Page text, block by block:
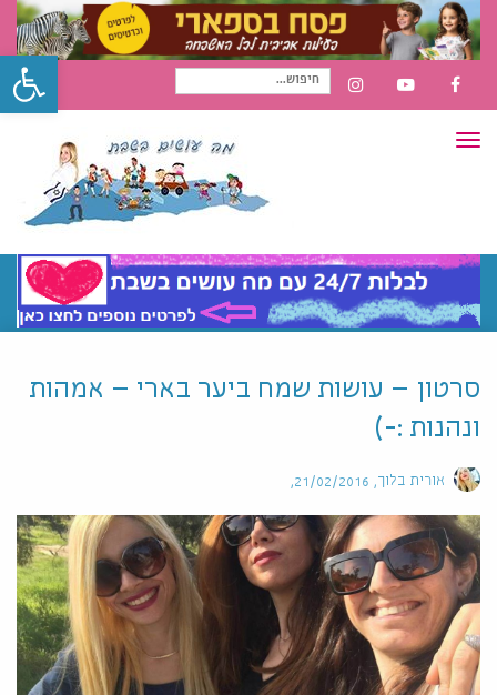
FACEBOOK
YOUTUBE
INSTAGRAM
חיפוש
תפריט
סרטון – עושות שמח ביער בארי – אמהות
ונהנות :-)
אורית בלוך 21/02/2016
פתח